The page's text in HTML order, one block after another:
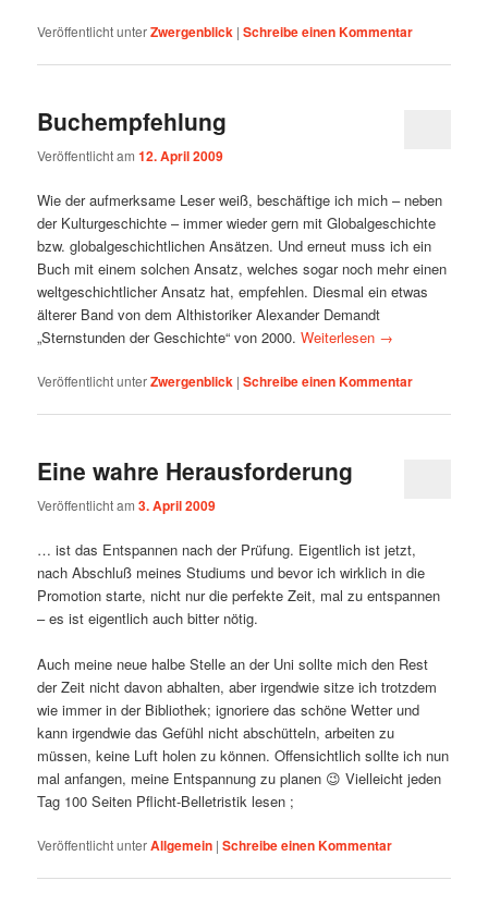
Veröffentlicht unterZwergenblick |Schreibe einen Kommentar
Buchempfehlung
Veröffentlicht am12. April 2009
Wie der aufmerksame Leser weiß, beschäftige ich mich – neben
der Kulturgeschichte – immer wieder gern mit Globalgeschichte
bzw. globalgeschichtlichen Ansätzen. Und erneut muss ich ein
Buch mit einem solchen Ansatz, welches sogar noch mehr einen
weltgeschichtlicher Ansatz hat, empfehlen. Diesmal ein etwas
älterer Band von dem Althistoriker Alexander Demandt
„Sternstunden der Geschichte“ von 2000.Weiterlesen →
Veröffentlicht unterZwergenblick |Schreibe einen Kommentar
Eine wahre Herausforderung
Veröffentlicht am3. April 2009
… ist das Entspannen nach der Prüfung. Eigentlich ist jetzt,
nach Abschluß meines Studiums und bevor ich wirklich in die
Promotion starte, nicht nur die perfekte Zeit, mal zu entspannen
– es ist eigentlich auch bitter nötig.
Auch meine neue halbe Stelle an der Uni sollte mich den Rest
der Zeit nicht davon abhalten, aber irgendwie sitze ich trotzdem
wie immer in der Bibliothek; ignoriere das schöne Wetter und
kann irgendwie das Gefühl nicht abschütteln, arbeiten zu
müssen, keine Luft holen zu können. Offensichtlich sollte ich nun
mal anfangen, meine Entspannung zu planen 😉 Vielleicht jeden
Tag 100 Seiten Pflicht-Belletristik lesen ;
Veröffentlicht unterAllgemein |Schreibe einen Kommentar